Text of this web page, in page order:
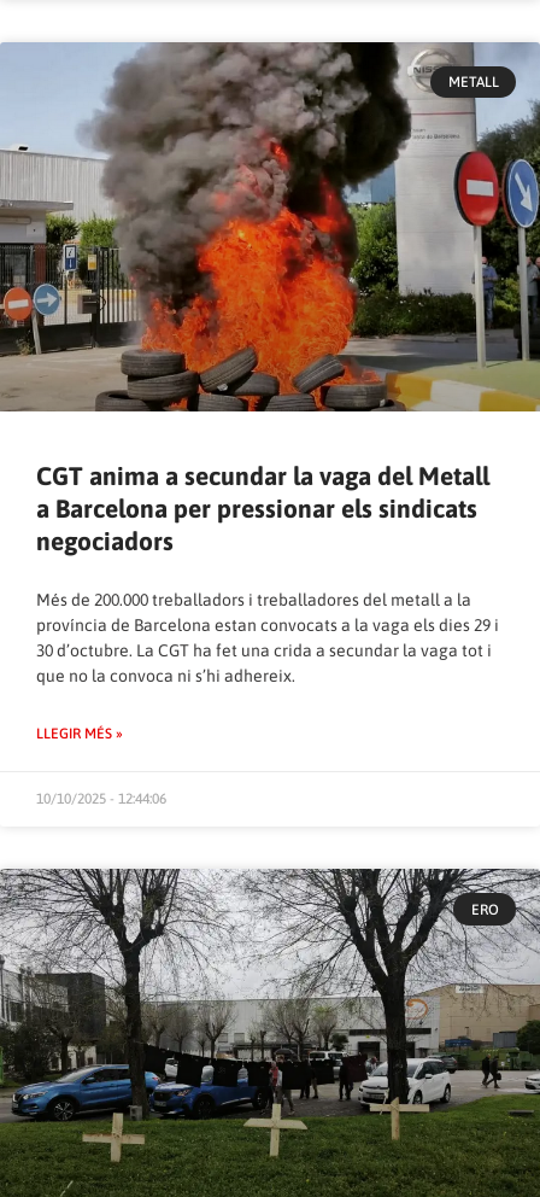
METALL
CGT anima a secundar la vaga del Metall
a Barcelona per pressionar els sindicats
negociadors
Més de 200.000 treballadors i treballadores del metall a la
província de Barcelona estan convocats a la vaga els dies 29 i
30 d’octubre. La CGT ha fet una crida a secundar la vaga tot i
que no la convoca ni s’hi adhereix.
LLEGIR MÉS »
10/10/2025 - 12:44:06
ERO